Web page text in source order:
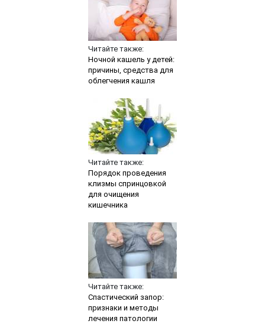
Читайте также:
Ночной кашель у детей:
причины, средства для
облегчения кашля
Читайте также:
Порядок проведения
клизмы спринцовкой
для очищения
кишечника
Читайте также:
Спастический запор:
признаки и методы
лечения патологии